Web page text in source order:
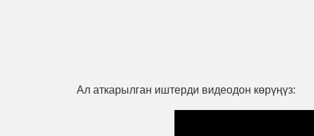
Ал аткарылган иштерди видеодон көрүңүз: